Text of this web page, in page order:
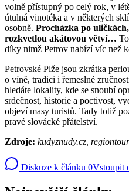
volně přístupný po celý rok, v
útulná vinotéka a v některých
osobně. Procházka po
rozkvetlou akátovou větví…
díky nimž Petrov nabízí víc než
Petrovské Plže jsou zkrátka
o víně, tradici i řemeslné
hledáte lokality, kde se snoubí
srdečnost, historie a poctivost,
objeví masy turistů. Tady totiž
pravé slovácké přátelství.
Zdroje: kudyznudy.cz,
Diskuze k článku 0Vstoupit